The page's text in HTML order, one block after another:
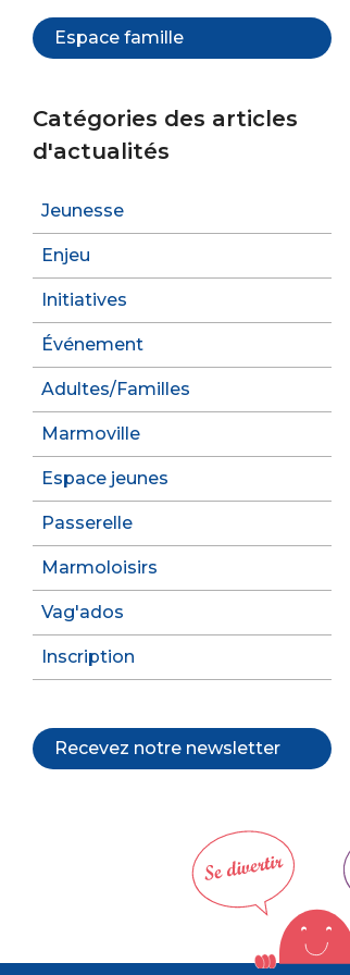
Espace famille
Catégories des articles
d'actualités
Jeunesse
Enjeu
Initiatives
Événement
Adultes/Familles
Marmoville
Espace jeunes
Passerelle
Marmoloisirs
Vag'ados
Inscription
Recevez notre newsletter